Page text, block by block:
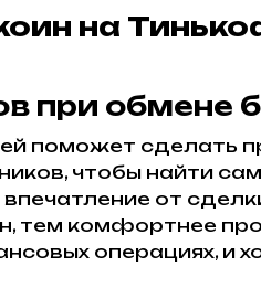
на
при обмене
поможет сделать
чтобы найти
от
тем комфортнее
операциях, и